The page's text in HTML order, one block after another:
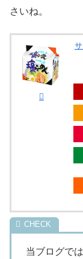
さいね。
当ブログで